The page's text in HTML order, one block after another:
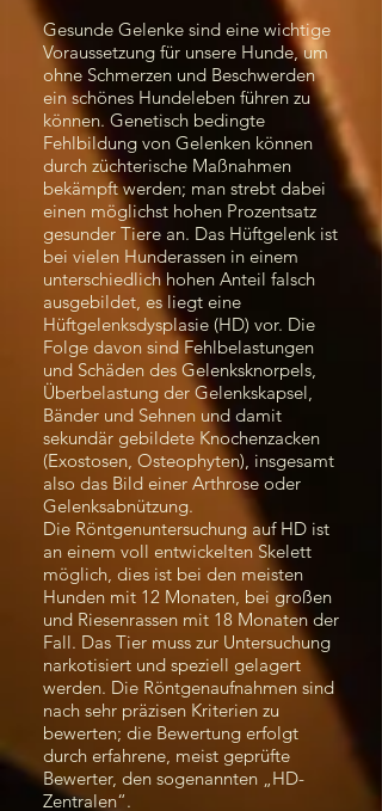
Gesunde Gelenke sind eine wichtige
Voraussetzung für unsere Hunde, um
ohne Schmerzen und Beschwerden
ein schönes Hundeleben führen zu
können. Genetisch bedingte
Fehlbildung von Gelenken können
durch züchterische Maßnahmen
bekämpft werden; man strebt dabei
einen möglichst hohen Prozentsatz
gesunder Tiere an. Das Hüftgelenk ist
bei vielen Hunderassen in einem
unterschiedlich hohen Anteil falsch
ausgebildet, es liegt eine
Hüftgelenksdysplasie (HD) vor. Die
Folge davon sind Fehlbelastungen
und Schäden des Gelenksknorpels,
Überbelastung der Gelenkskapsel,
Bänder und Sehnen und damit
sekundär gebildete Knochenzacken
(Exostosen, Osteophyten), insgesamt
also das Bild einer Arthrose oder
Gelenksabnützung.
Die Röntgenuntersuchung auf HD ist
an einem voll entwickelten Skelett
möglich, dies ist bei den meisten
Hunden mit 12 Monaten, bei großen
und Riesenrassen mit 18 Monaten der
Fall. Das Tier muss zur Untersuchung
narkotisiert und speziell gelagert
werden. Die Röntgenaufnahmen sind
nach sehr präzisen Kriterien zu
bewerten; die Bewertung erfolgt
durch erfahrene, meist geprüfte
Bewerter, den sogenannten „HD-
Zentralen“.